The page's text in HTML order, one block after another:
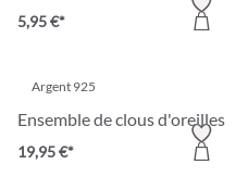
5,95 €*
Argent 925
Ensemble de clous d'oreilles -
19,95 €*